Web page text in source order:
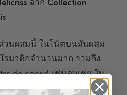
วนผสมนี้ ในโน้ตบนมันผสม
รมาติกจำนวนมาก รวมถึง
de coeur) เช่นอบเชย ใน
มีการประสานวัตถุดิบที่